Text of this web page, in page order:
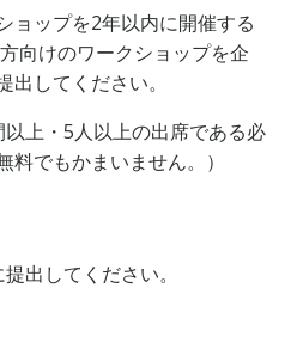
ョップを2年以内に開催する
向けのワークショップを企
してください。
以上・5人以上の出席である必
でもかまいません。）
出してください。